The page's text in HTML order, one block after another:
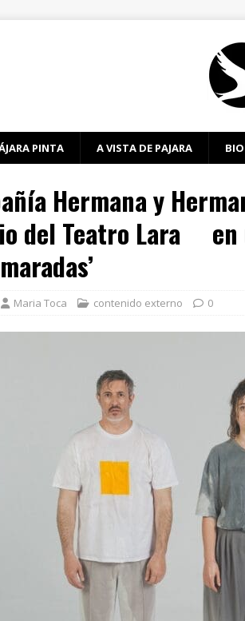
PINTA A VISTA DE PAJARA
Hermana y
del Teatro Lara en
Maria Toca contenido externo 0